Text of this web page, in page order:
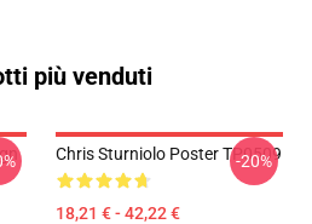
più venduti
Chris Sturniolo Poster TP0509
18,21 € - 42,22 €
-20%